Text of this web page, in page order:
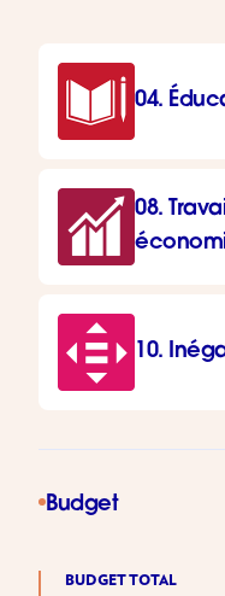
04.
08.
10.
Budget
BUDGET TOTAL